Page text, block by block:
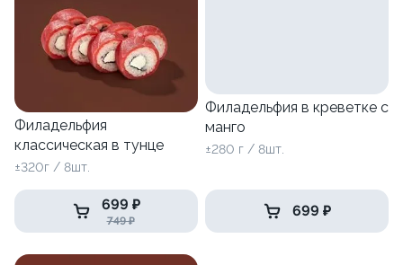
Филадельфия
классическая в тунце
±320г / 8шт.
699 ₽
749 ₽
Филадельфия в креветке с
манго
±280 г / 8шт.
699 ₽